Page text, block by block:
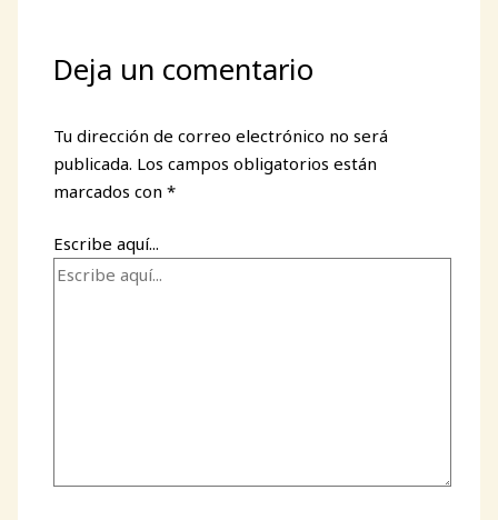
Deja un comentario
Tu dirección de correo electrónico no será
publicada. Los campos obligatorios están
marcados con*
Escribe aquí...